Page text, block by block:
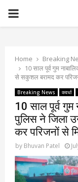
PRIMARY
Home
Breaking
10 साल पूर्व गुम
से सकुशल बरामद कर
Breaking News कवर्धा
10 साल पूर्व गुम
पुलिस ने जिला
कर परिजनों से
by Bhuvan Patel